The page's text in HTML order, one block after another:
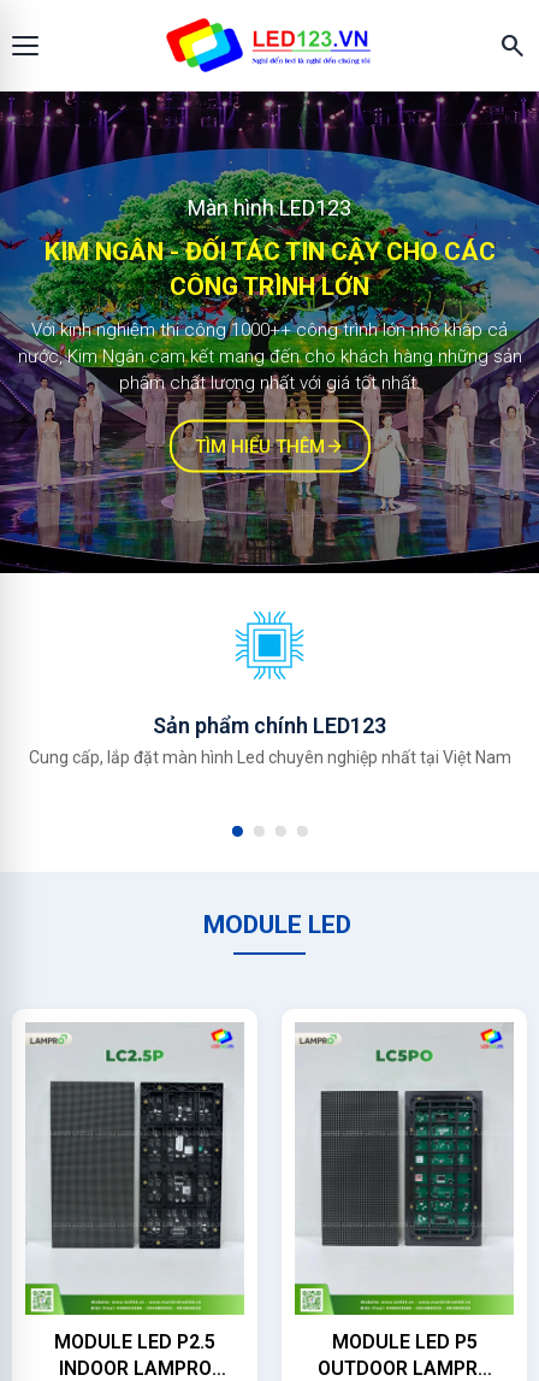
search
LED123
MÀN HÌNH LED CHO MỌI KHÔNG GIAN HIỂN
THỊ
Hơn2.000+ công trìnhđã triển khai cho
doanh nghiệp, trung tâm thương mại,
trường học, hội trường và showroom.
Cam kết sản phẩm chính hãng, thi công
đúng tiến độ và bảo hành lâu dài.
Màn hình LED123
KIM NGÂN - ĐỐI TÁC TIN CẬY CHO CÁC
CÔNG TRÌNH LỚN
Với kinh nghiệm thi công 1000++ công trình lớn nhỏ khắp cả
nước, Kim Ngân cam kết mang đến cho khách hàng những sản
phẩm chất lượng nhất với giá tốt nhất.
TÌM HIỂU THÊM
Sản phẩm chính LED123
Cung cấp, lắp đặt màn hình Led chuyên nghiệp nhất tại Việt Nam
MODULE LED
MODULE LED P2.5
INDOOR LAMPRO
MODULE LED P5
OUTDOOR LAMPRO